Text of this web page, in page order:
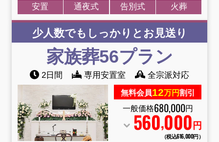
安置 通夜式 告別式 火葬
少人数でもしっかりとお見送り
家族葬56プラン
2日間 専用安置室 全宗派対応
無料会員12万円割引
一般価格680,000円
560,000 円
（税込616,000円）
葬儀プランがお得な会員価格!